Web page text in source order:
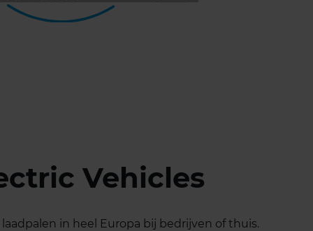
Vehicles
in heel Europa bij bedrijven of thuis.